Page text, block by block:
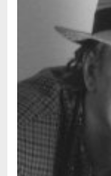
Abdel-Fattah, Randa
Abé, Kobo
Abgarjan, Narine
Abish, Walter
Aboulela, Leila
Abrahams, Peter (f. 1919)
Abrahams, Peter (f. 1947)
Abse, Dannie
Abu-Jaber, Diana
Abulhawa, Susan